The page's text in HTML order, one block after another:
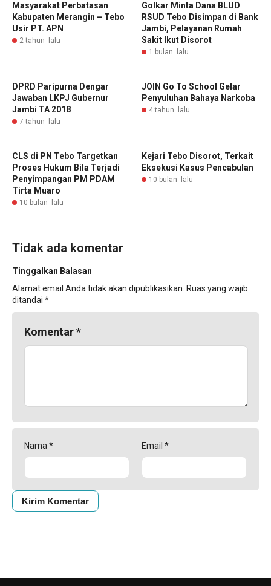
Masyarakat Perbatasan
Kabupaten Merangin – Tebo
Usir PT. APN
2 tahun lalu
Golkar Minta Dana BLUD
RSUD Tebo Disimpan di Bank
Jambi, Pelayanan Rumah
Sakit Ikut Disorot
1 bulan lalu
DPRD Paripurna Dengar
Jawaban LKPJ Gubernur
Jambi TA 2018
7 tahun lalu
JOIN Go To School Gelar
Penyuluhan Bahaya Narkoba
4 tahun lalu
CLS di PN Tebo Targetkan
Proses Hukum Bila Terjadi
Penyimpangan PM PDAM
Tirta Muaro
10 bulan lalu
Kejari Tebo Disorot, Terkait
Eksekusi Kasus Pencabulan
10 bulan lalu
Tidak ada komentar
Tinggalkan Balasan
Alamat email Anda tidak akan dipublikasikan. Ruas yang wajib
ditandai *
Komentar*
Nama * Email *